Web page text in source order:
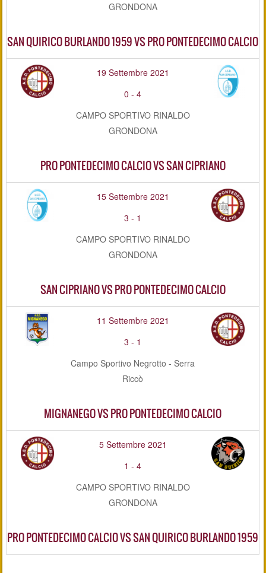
GRONDONA
SAN QUIRICO BURLANDO 1959 VS PRO PONTEDECIMO CALCIO
19 Settembre 2021
0 -4
CAMPO SPORTIVO RINALDO
GRONDONA
PRO PONTEDECIMO CALCIO VS SAN CIPRIANO
15 Settembre 2021
3 - 1
CAMPO SPORTIVO RINALDO
GRONDONA
SAN CIPRIANO VS PRO PONTEDECIMO CALCIO
11 Settembre 2021
3 - 1
Campo Sportivo Negrotto - Serra
Riccò
MIGNANEGO VS PRO PONTEDECIMO CALCIO
5 Settembre 2021
1 -4
CAMPO SPORTIVO RINALDO
GRONDONA
PRO PONTEDECIMO CALCIO VS SAN QUIRICO BURLANDO 1959